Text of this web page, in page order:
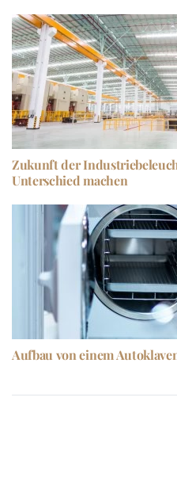
Zukunft der
Unterschied machen
Aufbau von einem